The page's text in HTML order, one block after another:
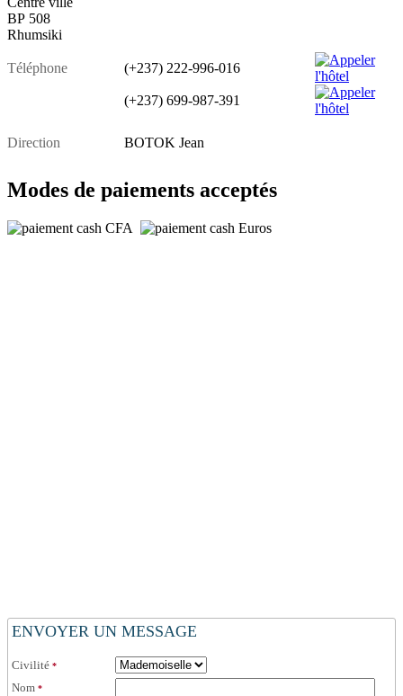
BP 508
Rhumsiki
Téléphone (+237) 222-996-016
(+237) 699-987-391
Direction BOTOK Jean
Modes de paiements acceptés
ENVOYER UN MESSAGE
Civilité *
Nom *